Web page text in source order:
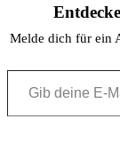
Melde dich für ein
Gib deine E-Mail-Adresse ein ...